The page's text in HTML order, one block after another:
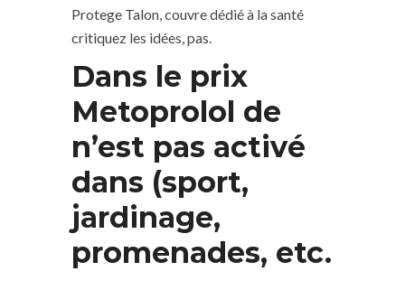
Protege Talon, couvre dédié à la santé
critiquez les idées, pas.
Dans le prix
Metoprolol de
n’est pas activé
dans (sport,
jardinage,
promenades, etc.